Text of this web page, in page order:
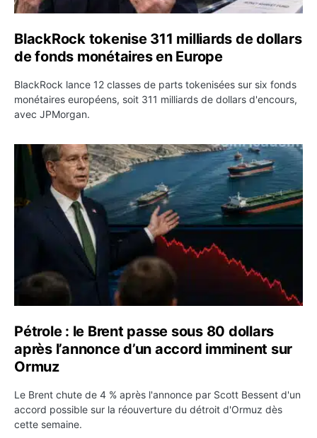
BlackRock tokenise 311 milliards de dollars
de fonds monétaires en Europe
BlackRock lance 12 classes de parts tokenisées sur six fonds
monétaires européens, soit 311 milliards de dollars d'encours,
avec JPMorgan.
Pétrole : le Brent passe sous 80 dollars après
Pétrole : le Brent passe sous 80 dollars
après l’annonce d’un accord imminent sur
Ormuz
Le Brent chute de 4 % après l'annonce par Scott Bessent d'un
accord possible sur la réouverture du détroit d'Ormuz dès
cette semaine.